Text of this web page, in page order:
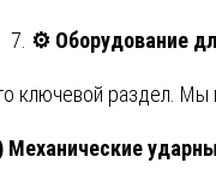
⚙️ Оборудование
ключевой раздел. Мы
Механические